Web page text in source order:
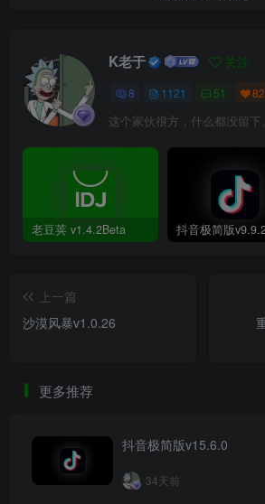
K老于 关注
8 1121 51 82
老豆荚 v1.4.2Beta 抖音极简版
上一篇
沙漠风暴v1.0.26
更多推荐
抖音极简版v15.6.0
34天前